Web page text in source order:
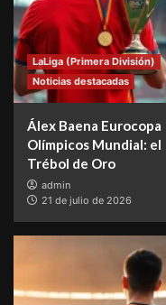
LaLiga (Primera División)
Noticias destacadas
Álex Baena Eurocopa
Olímpicos Mundial: el
Trébol de Oro
admin
21 de julio de 2026